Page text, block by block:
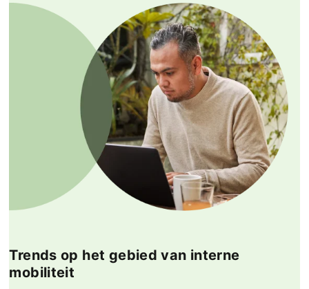
Trends op het gebied van interne
mobiliteit